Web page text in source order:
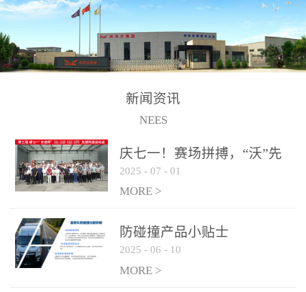
术、产品的研发、销售及
道路货物运输业务。设备
的生产制造由位于连云港
的江苏润沃达环境科技有
限公司承担。 以下设备
为润沃达AWE制氢设备系
子、化工、冶金、建材等
行业的制氢 / 制氧设备，
纯化后可达到99.999%氢气
用需求。 气液
分离系统
纯化系统
新闻资讯
NEES
庆七一！赛场拼搏，“沃”先
行！
2025 - 07 - 01
MORE >
防碰撞产品小贴士
2025 - 06 - 10
MORE >